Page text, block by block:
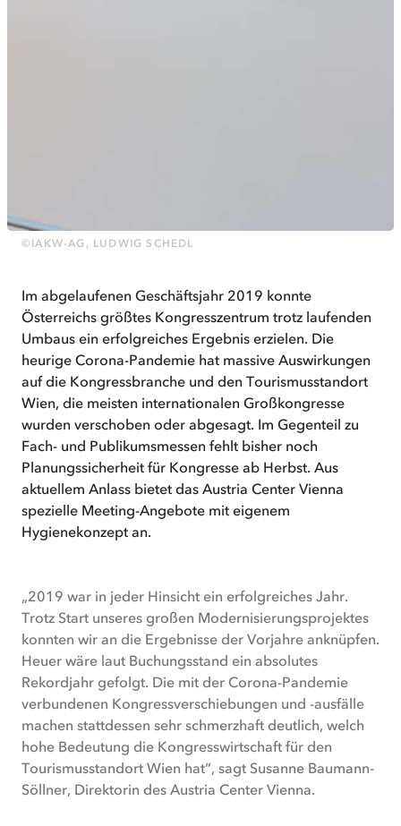
©IAKW-AG, LUDWIG SCHEDL
Im abgelaufenen Geschäftsjahr 2019 konnte
Österreichs größtes Kongresszentrum trotz laufenden
Umbaus ein erfolgreiches Ergebnis erzielen. Die
heurige Corona-Pandemie hat massive Auswirkungen
auf die Kongressbranche und den Tourismusstandort
Wien, die meisten internationalen Großkongresse
wurden verschoben oder abgesagt. Im Gegenteil zu
Fach- und Publikumsmessen fehlt bisher noch
Planungssicherheit für Kongresse ab Herbst. Aus
aktuellem Anlass bietet das Austria Center Vienna
spezielle Meeting-Angebote mit eigenem
Hygienekonzept an.
„2019 war in jeder Hinsicht ein erfolgreiches Jahr.
Trotz Start unseres großen Modernisierungsprojektes
konnten wir an die Ergebnisse der Vorjahre anknüpfen.
Heuer wäre laut Buchungsstand ein absolutes
Rekordjahr gefolgt. Die mit der Corona-Pandemie
verbundenen Kongressverschiebungen und -ausfälle
machen stattdessen sehr schmerzhaft deutlich, welch
hohe Bedeutung die Kongresswirtschaft für den
Tourismusstandort Wien hat“, sagt Susanne Baumann-
Söllner, Direktorin des Austria Center Vienna.